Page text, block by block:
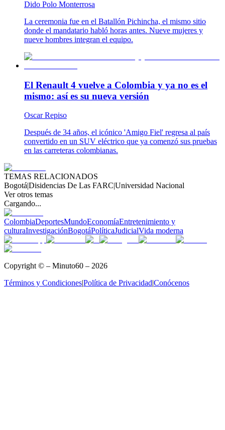
Dido Polo Monterrosa
La ceremonia fue en el Batallón Pichincha, el mismo sitio
donde el mandatario habló horas antes. Nueve mujeres y
nueve hombres integran el equipo.
El Renault 4 vuelve a Colombia y ya no es el
mismo: así es su nueva versión
Oscar Repiso
Después de 34 años, el icónico 'Amigo Fiel' regresa al país
convertido en un SUV eléctrico que ya comenzó sus pruebas
en las carreteras colombianas.
TEMAS RELACIONADOS
Bogotá|Disidencias De Las FARC|Universidad Nacional
Ver otros temas
Cargando...
ColombiaDeportesMundoEconomíaEntretenimiento y
culturaInvestigaciónBogotáPolíticaJudicialVida moderna
Copyright © – Minuto60 – 2026
Términos y Condiciones|Política de Privacidad|Conócenos